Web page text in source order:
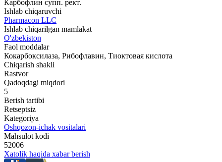
Карбофлин супп. рект.
Ishlab chiqaruvchi
Pharmacon LLC
Ishlab chiqarilgan mamlakat
O'zbekiston
Faol moddalar
Кокарбоксилаза, Рибофлавин, Тиоктовая кислота
Chiqarish shakli
Rastvor
Qadoqdagi miqdori
5
Berish tartibi
Retseptsiz
Kategoriya
Oshqozon-ichak vositalari
Mahsulot kodi
52006
Xatolik haqida xabar berish